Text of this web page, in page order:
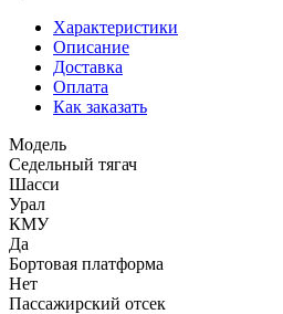
Характеристики
Описание
Доставка
Оплата
Как заказать
Модель
Седельный тягач
Шасси
Урал
КМУ
Да
Бортовая платформа
Нет
Пассажирский отсек